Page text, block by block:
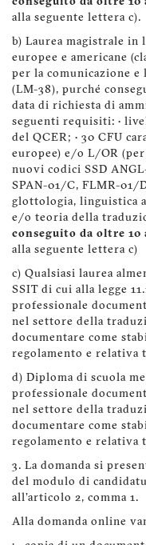
alla seguente lettera c).
b) Laurea magistrale
europee e americane
per la comunicazione
(LM-38), purché
data di richiesta di
seguenti requisiti: •
del QCER; • 30 CFU
europee) e/o L/OR
nuovi codici SSD
SPAN-01/C, FLMR-01/
glottologia, linguistica
e/o teoria della
conseguito da oltre 10
alla seguente lettera c)
c) Qualsiasi laurea
SSIT di cui alla legge
professionale
nel settore della
documentare come
regolamento e relativa
d) Diploma di scuola
professionale
nel settore della
documentare come
regolamento e relativa
3. La domanda si
del modulo di
all'articolo 2, comma 1.
Alla domanda online